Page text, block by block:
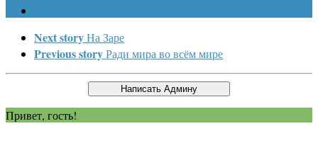
Next storyНа Заре
Previous storyРади мира во всём мире
Привет, гость!